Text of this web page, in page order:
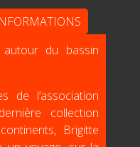
du bassin
de l’association
collection
Brigitte